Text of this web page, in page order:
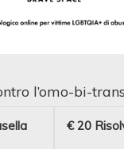
l’omo-bi-
€ 20